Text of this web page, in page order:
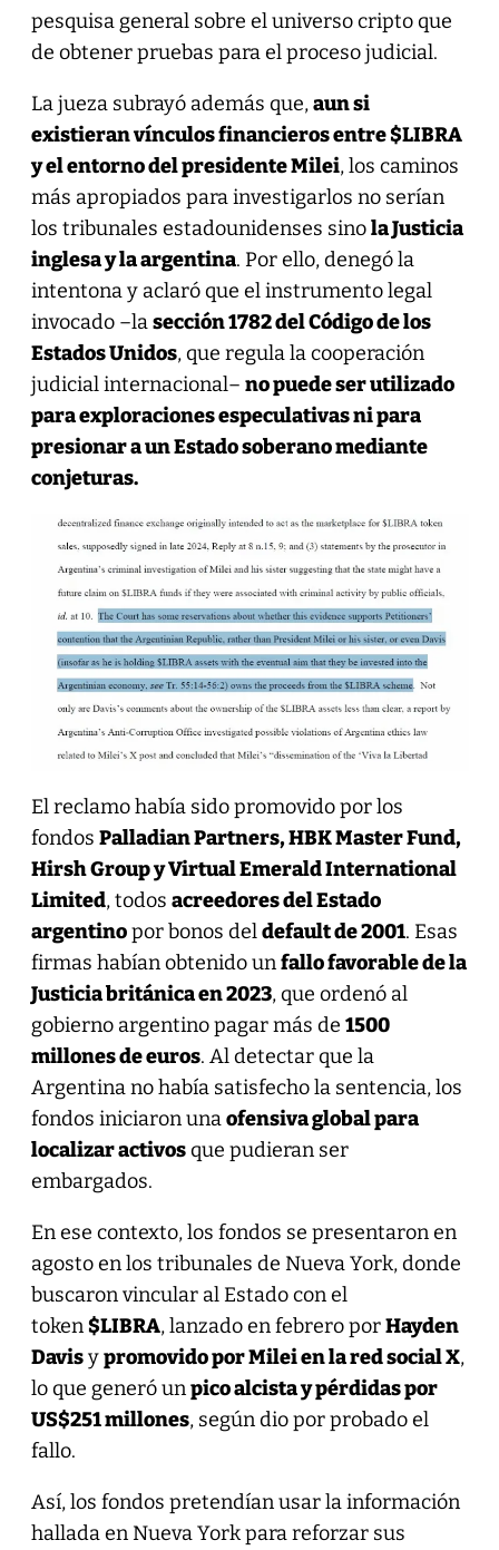
pesquisa general sobre el universo cripto que
de obtener pruebas para el proceso judicial.
La jueza subrayó además que,aun si
existieran vínculos financieros entre $LIBRA
y el entorno del presidente Milei, los caminos
más apropiados para investigarlos no serían
los tribunales estadounidenses sinola Justicia
inglesa y la argentina. Por ello, denegó la
intentona y aclaró que el instrumento legal
invocado –lasección 1782 del Código de los
Estados Unidos, que regula la cooperación
judicial internacional– no puede ser utilizado
para exploraciones especulativas ni para
presionar a un Estado soberano mediante
conjeturas.
El reclamo había sido promovido por los
fondos Palladian Partners, HBK Master Fund,
Hirsh Group y Virtual Emerald International
Limited, todos acreedores del Estado
argentinopor bonos deldefault de 2001. Esas
firmas habían obtenido unfallo favorable de la
Justicia británica en 2023, que ordenó al
gobierno argentino pagar más de 1500
millones de euros. Al detectar que la
Argentina no había satisfecho la sentencia, los
fondos iniciaron unaofensiva global para
localizar activosque pudieran ser
embargados.
En ese contexto, los fondos se presentaron en
agosto en los tribunales de Nueva York, donde
buscaron vincular al Estado con el
token$LIBRA, lanzado en febrero porHayden
Davisypromovido por Milei en la red social X,
lo que generó unpico alcista y pérdidas por
US$251 millones, según dio por probado el
fallo.
Así, los fondos pretendían usar la información
hallada en Nueva York para reforzar sus